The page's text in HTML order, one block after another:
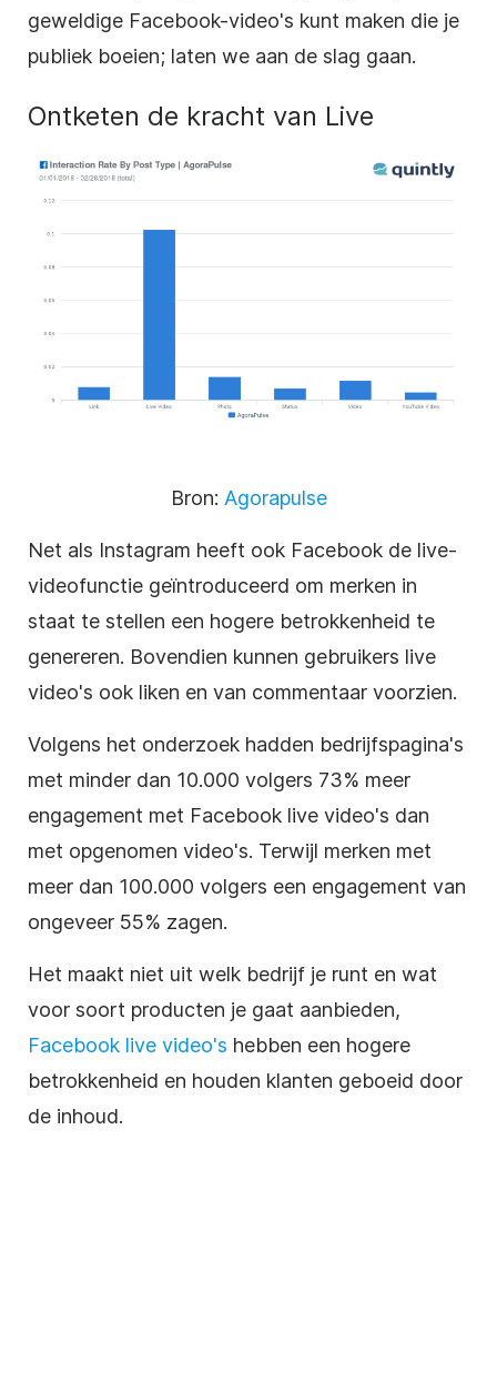
geweldige Facebook-video's kunt maken die je
publiek boeien; laten we aan de slag gaan.
Ontketen de kracht van Live
Bron: Agorapulse
Net als Instagram heeft ook Facebook de live-
videofunctie geïntroduceerd om merken in
staat te stellen een hogere betrokkenheid te
genereren. Bovendien kunnen gebruikers live
video's ook liken en van commentaar voorzien.
Volgens het onderzoek hadden bedrijfspagina's
met minder dan 10.000 volgers 73% meer
engagement met Facebook live video's dan
met opgenomen video's. Terwijl merken met
meer dan 100.000 volgers een engagement van
ongeveer 55% zagen.
Het maakt niet uit welk bedrijf je runt en wat
voor soort producten je gaat aanbieden,
Facebook live video's hebben een hogere
betrokkenheid en houden klanten geboeid door
de inhoud.